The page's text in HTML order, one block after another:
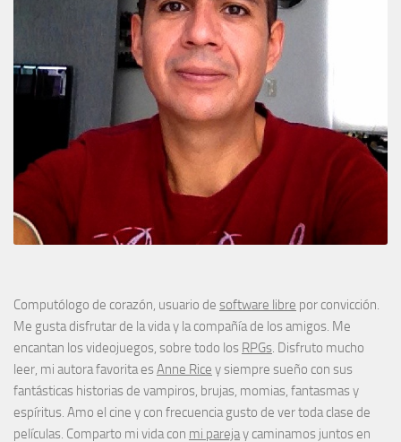
Computólogo de corazón, usuario de software libre por convicción.
Me gusta disfrutar de la vida y la compañía de los amigos. Me
encantan los videojuegos, sobre todo los RPGs. Disfruto mucho
leer, mi autora favorita esAnne Rice y siempre sueño con sus
fantásticas historias de vampiros, brujas, momias, fantasmas y
espíritus. Amo el cine y con frecuencia gusto de ver toda clase de
películas. Comparto mi vida con mi parejay caminamos juntos en